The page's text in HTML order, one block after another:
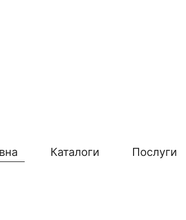
Каталоги Послуги